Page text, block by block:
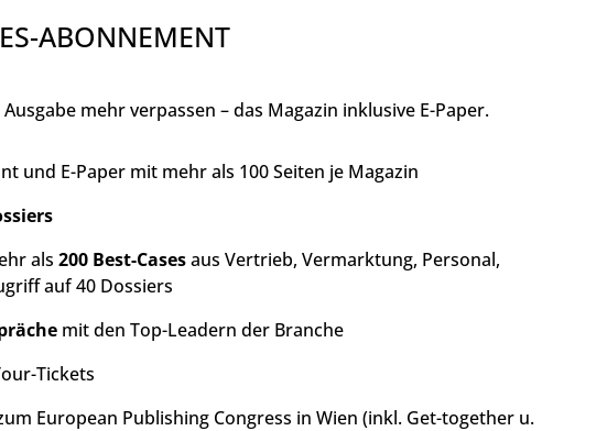
ABONNEMENT
mehr verpassen – das Magazin inklusive E-Paper.
und E-Paper mit mehr als 100 Seiten je Magazin
als 200 Best-Casesaus Vertrieb, Vermarktung, Personal,
auf 40 Dossiers
mit den Top-Leadern der Branche
Tickets
European Publishing Congress in Wien (inkl. Get-together u.